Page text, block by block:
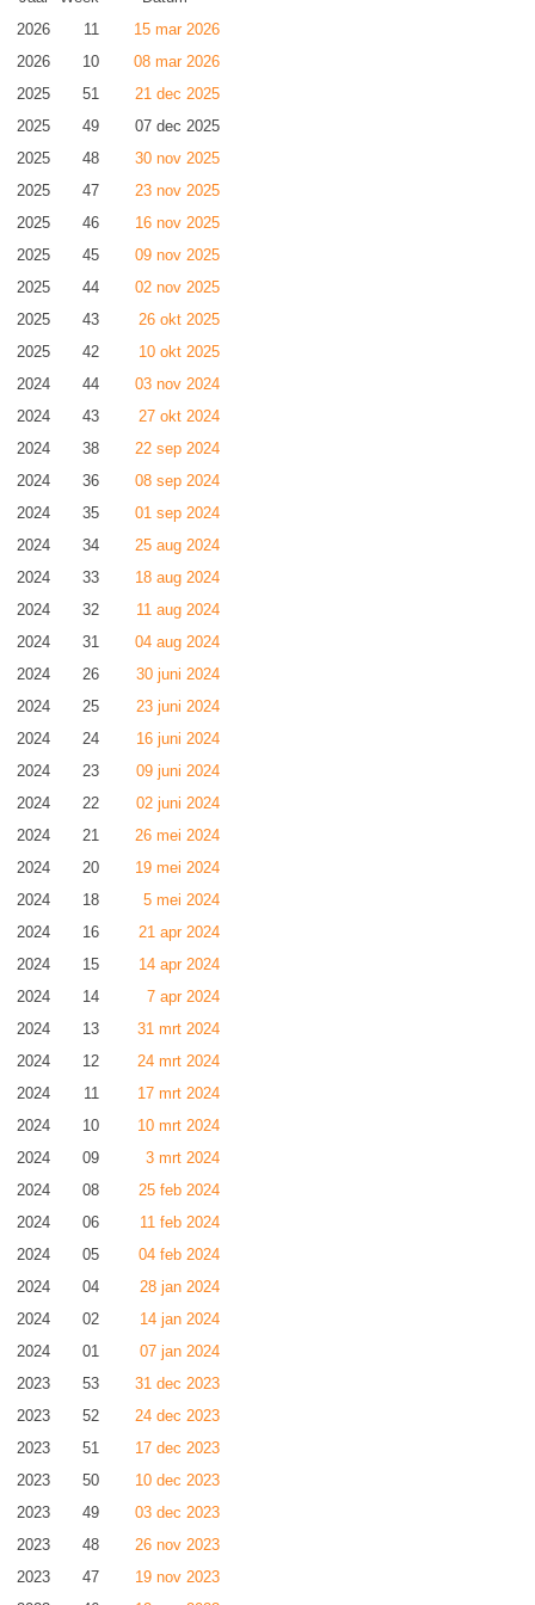
2026
11
15 mar 2026
2026
10
08 mar 2026
2025
51
21 dec 2025
2025
49
07 dec 2025
2025
48
30 nov 2025
2025
47
23 nov 2025
2025
46
16 nov 2025
2025
45
09 nov 2025
2025
44
02 nov 2025
2025
43
26 okt 2025
2025
42
10 okt 2025
2024
44
03 nov 2024
2024
43
27 okt 2024
2024
38
22 sep 2024
2024
36
08 sep 2024
2024
35
01 sep 2024
2024
34
25 aug 2024
2024
33
18 aug 2024
2024
32
11 aug 2024
2024
31
04 aug 2024
2024
26
30 juni 2024
2024
25
23 juni 2024
2024
24
16 juni 2024
2024
23
09 juni 2024
2024
22
02 juni 2024
2024
21
26 mei 2024
2024
20
19 mei 2024
2024
18
5 mei 2024
2024
16
21 apr 2024
2024
15
14 apr 2024
2024
14
7 apr 2024
2024
13
31 mrt 2024
2024
12
24 mrt 2024
2024
11
17 mrt 2024
2024
10
10 mrt 2024
2024
09
3 mrt 2024
2024
08
25 feb 2024
2024
06
11 feb 2024
2024
05
04 feb 2024
2024
04
28 jan 2024
2024
02
14 jan 2024
2024
01
07 jan 2024
2023
53
31 dec 2023
2023
52
24 dec 2023
2023
51
17 dec 2023
2023
50
10 dec 2023
2023
49
03 dec 2023
2023
48
26 nov 2023
2023
47
19 nov 2023